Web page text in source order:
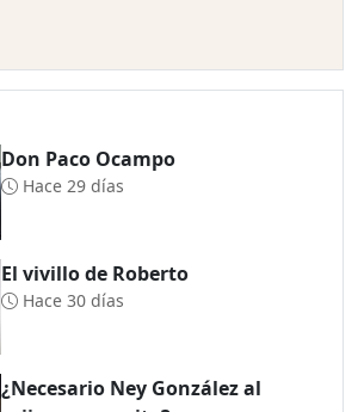
Don Paco Ocampo
Hace 29 días
El vivillo de Roberto
Hace 30 días
¿Necesario Ney González al